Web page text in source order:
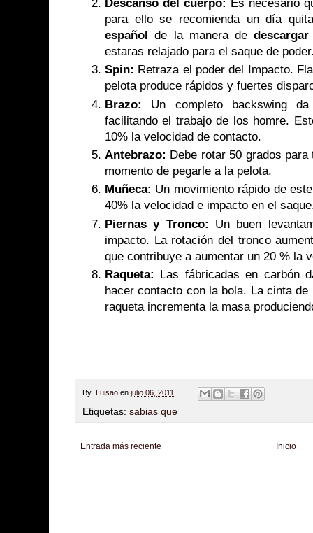
Descanso del cuerpo: Es necesario
para ello se recomienda un día
español
de la manera de
estaras relajado para el saque de
Spin: Retraza el poder del Impacto.
pelota produce rápidos y fuertes
Brazo: Un completo backswing
facilitando el trabajo de los homre.
10% la velocidad de contacto.
Antebrazo: Debe rotar 50 grados
momento de pegarle a la pelota.
Muñeca: Un movimiento rápido de
40% la velocidad e impacto en el
Piernas y Tronco: Un buen
impacto. La rotación del tronco
que contribuye a aumentar un 20 % la
Raqueta: Las fábricadas en carbón
hacer contacto con la bola. La cinta
raqueta incrementa la masa
By Luisao en julio 06, 2011
Etiquetas: sabias que
Entrada más reciente Inicio